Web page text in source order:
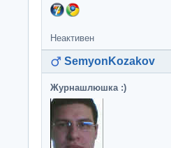
Неактивен
SemyonKozakov
Журнашлюшка :)